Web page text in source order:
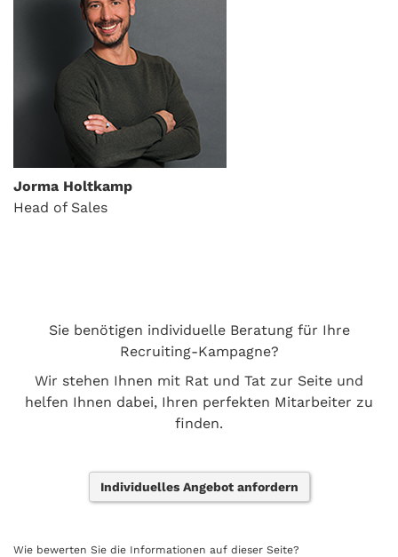
Jorma Holtkamp
Head of Sales
Sie benötigen individuelle Beratung für Ihre
Recruiting-Kampagne?
Wir stehen Ihnen mit Rat und Tat zur Seite und
helfen Ihnen dabei, Ihren perfekten Mitarbeiter zu
finden.
Individuelles Angebot anfordern
Wie bewerten Sie die Informationen auf dieser Seite?